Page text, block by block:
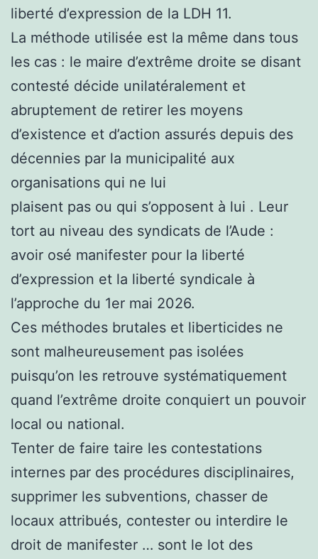
liberté d’expression de la LDH 11.
La méthode utilisée est la même dans tous
les cas : le maire d’extrême droite se disant
contesté décide unilatéralement et
abruptement de retirer les moyens
d’existence et d’action assurés depuis des
décennies par la municipalité aux
organisations qui ne lui
plaisent pas ou qui s’opposent à lui . Leur
tort au niveau des syndicats de l’Aude :
avoir osé manifester pour la liberté
d’expression et la liberté syndicale à
l’approche du 1er mai 2026.
Ces méthodes brutales et liberticides ne
sont malheureusement pas isolées
puisqu’on les retrouve systématiquement
quand l’extrême droite conquiert un pouvoir
local ou national.
Tenter de faire taire les contestations
internes par des procédures disciplinaires,
supprimer les subventions, chasser de
locaux attribués, contester ou interdire le
droit de manifester … sont le lot des